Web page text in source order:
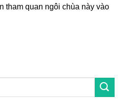
tham quan ngôi chùa này vào